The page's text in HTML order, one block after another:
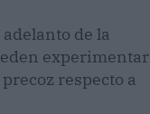
de la
experimentar
respecto a